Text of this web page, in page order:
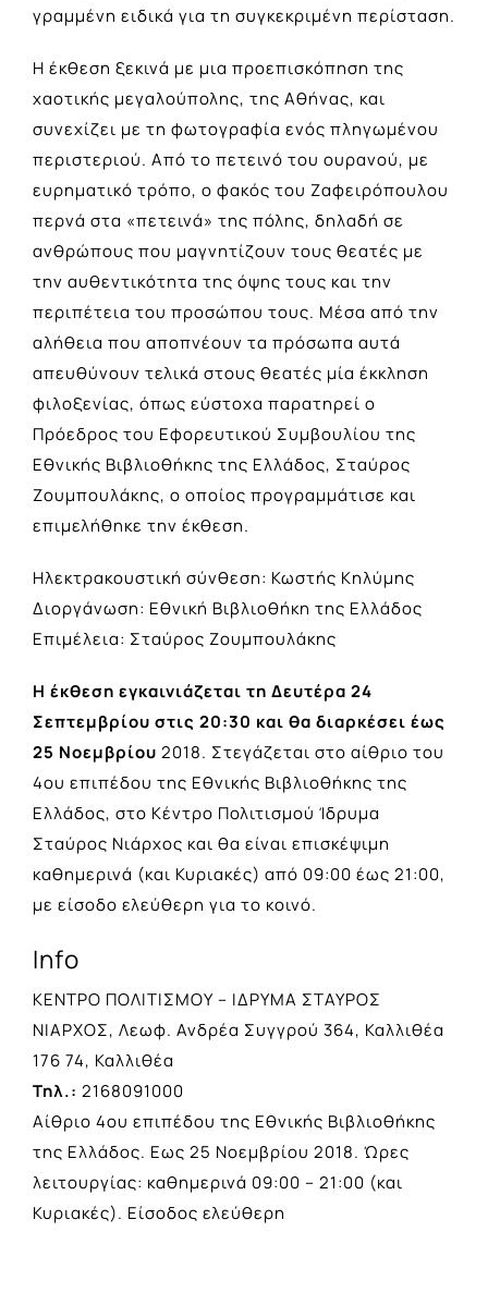
γραμμένη ειδικά για τη συγκεκριμένη περίσταση.
Η έκθεση ξεκινά με μια προεπισκόπηση της
χαοτικής μεγαλούπολης, της Αθήνας, και
συνεχίζει με τη φωτογραφία ενός πληγωμένου
περιστεριού. Από το πετεινό του ουρανού, με
ευρηματικό τρόπο, ο φακός του Ζαφειρόπουλου
περνά στα «πετεινά» της πόλης, δηλαδή σε
ανθρώπους που μαγνητίζουν τους θεατές με
την αυθεντικότητα της όψης τους και την
περιπέτεια του προσώπου τους. Μέσα από την
αλήθεια που αποπνέουν τα πρόσωπα αυτά
απευθύνουν τελικά στους θεατές μία έκκληση
φιλοξενίας, όπως εύστοχα παρατηρεί ο
Πρόεδρος του Εφορευτικού Συμβουλίου της
Εθνικής Βιβλιοθήκης της Ελλάδος, Σταύρος
Ζουμπουλάκης, ο οποίος προγραμμάτισε και
επιμελήθηκε την έκθεση.
Hλεκτρακουστική σύνθεση: Κωστής Κηλύμης
Διοργάνωση: Εθνική Βιβλιοθήκη της Ελλάδος
Επιμέλεια: Σταύρος Ζουμπουλάκης
Η έκθεση εγκαινιάζεται τη Δευτέρα 24
Σεπτεμβρίου στις 20:30 και θα διαρκέσει έως
25 Νοεμβρίου 2018. Στεγάζεται στο αίθριο του
4ου επιπέδου της Εθνικής Βιβλιοθήκης της
Ελλάδος, στο Κέντρο Πολιτισμού Ίδρυμα
Σταύρος Νιάρχος και θα είναι επισκέψιμη
καθημερινά (και Κυριακές) από 09:00 έως 21:00,
με είσοδο ελεύθερη για το κοινό.
Info
ΚΕΝΤΡΟ ΠΟΛΙΤΙΣΜΟΥ – ΙΔΡΥΜΑ ΣΤΑΥΡΟΣ
ΝΙΑΡΧΟΣ, Λεωφ. Ανδρέα Συγγρού 364, Καλλιθέα
176 74, Καλλιθέα
Τηλ.: 2168091000
Αίθριο 4ου επιπέδου της Εθνικής Βιβλιοθήκης
της Ελλάδος. Εως 25 Νοεμβρίου 2018. Ώρες
λειτουργίας: καθημερινά 09:00 – 21:00 (και
Κυριακές). Είσοδος ελεύθερη